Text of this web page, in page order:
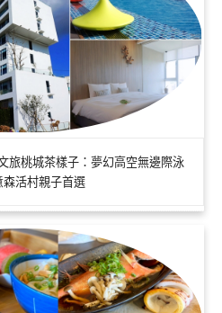
旅桃城茶樣子：夢幻高空無邊際泳
活村親子首選